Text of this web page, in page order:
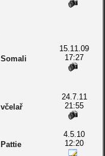
Somali
15.11.09
17:27
včelař
24.7.11
21:55
Pattie
4.5.10
12:20